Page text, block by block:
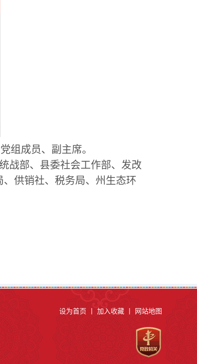
组成员、副主席。
战部、县委社会工作部、发改
供销社、税务局、州生态环
设为首页丨 加入收藏 网站地图